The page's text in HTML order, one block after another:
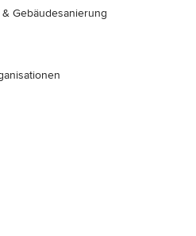
Gebäudesanierung